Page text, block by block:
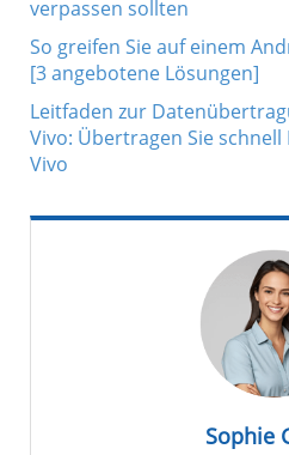
verpassen sollten
So greifen Sie auf einem
[3 angebotene Lösungen]
Leitfaden zur
Vivo: Übertragen Sie
Vivo
Sophie